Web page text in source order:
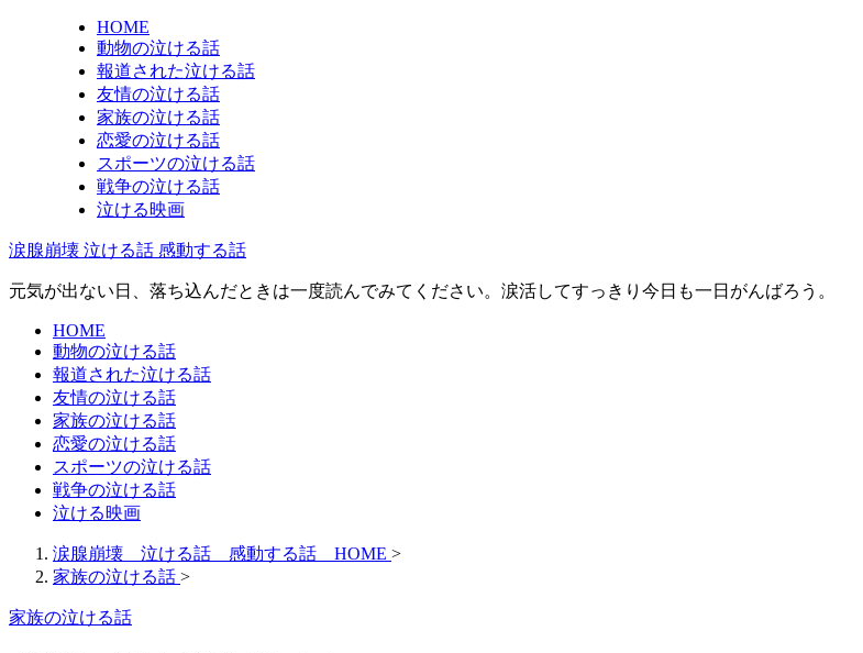
HOME
動物の泣ける話
報道された泣ける話
友情の泣ける話
家族の泣ける話
恋愛の泣ける話
スポーツの泣ける話
戦争の泣ける話
泣ける映画
涙腺崩壊 泣ける話 感動する話
元気が出ない日、落ち込んだときは一度読んでみてください。涙活してすっきり今日も一日がんばろう。
HOME
動物の泣ける話
報道された泣ける話
友情の泣ける話
家族の泣ける話
恋愛の泣ける話
スポーツの泣ける話
戦争の泣ける話
泣ける映画
涙腺崩壊 泣ける話 感動する話 HOME >
家族の泣ける話 >
家族の泣ける話